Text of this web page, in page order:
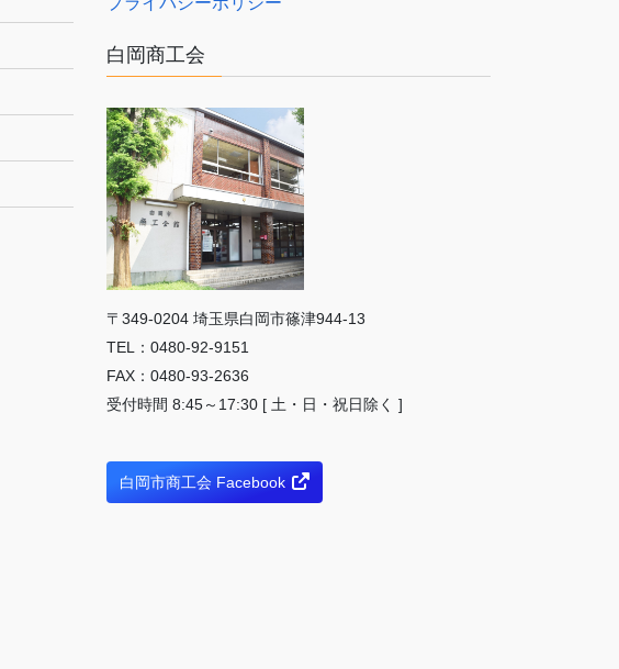
白岡商工会
〒349-0204 埼⽟県⽩岡市篠津944-13
TEL：0480-92-9151
FAX：0480-93-2636
受付時間 8:45～17:30 [ 土・日・祝日除く ]
白岡市商工会 Facebook